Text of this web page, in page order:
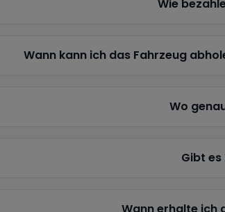
Wie
Wann kann ich das Fahrzeug
Wo
Gibt
Wann erhalte ich